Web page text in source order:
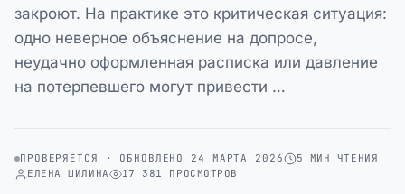
закроют. На практике это критическая ситуация:
одно неверное объяснение на допросе,
неудачно оформленная расписка или давление
на потерпевшего могут привести …
ПРОВЕРЯЕТСЯ · ОБНОВЛЕНО 24 МАРТА 2026
5 МИН ЧТЕНИЯ
ЕЛЕНА ШИЛИНА
17 381 ПРОСМОТРОВ